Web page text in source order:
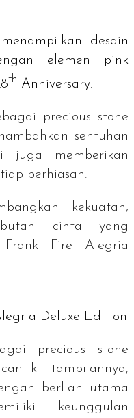
menampilkan desain
elemen pink
th Anniversary.
precious stone
sentuhan
juga memberikan
perhiasan.
kekuatan,
cinta yang
Fire Alegria
Deluxe Edition
precious stone
tampilannya,
berlian utama
keunggulan